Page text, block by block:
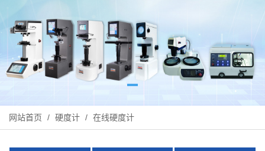
网站首页 / 硬度计 / 在线硬度计